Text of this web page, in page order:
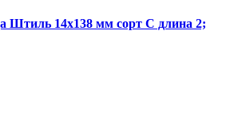
Штиль 14х138 мм сорт С длина 2;